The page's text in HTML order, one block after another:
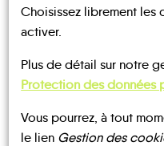
Mes lieux
DE COMMUNES
Choisissez librement les
activer.
Plus de détail sur notre
Protection des données
Vous pourrez, à tout
le lien Gestion des